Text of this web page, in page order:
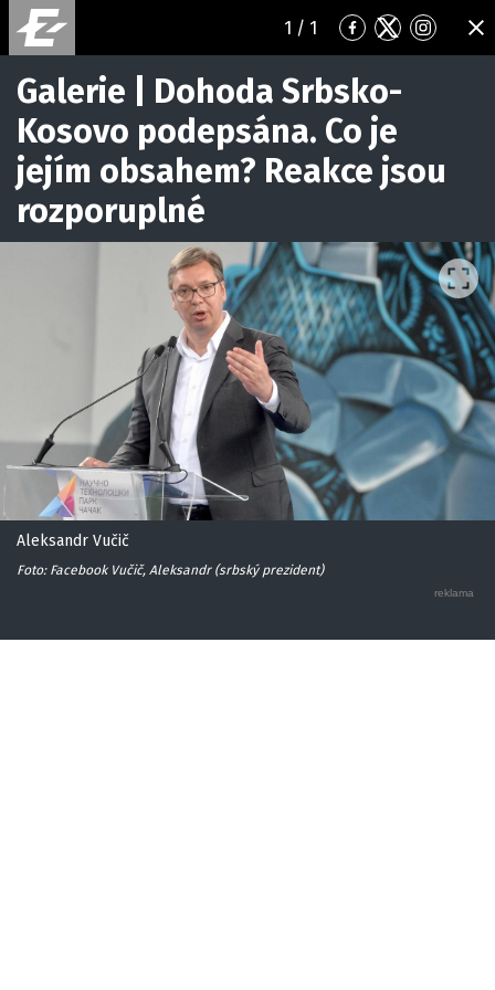
1 / 1
Přejít
na
Facebook
Přejít
na
Přejít
na
Galerie | Dohoda Srbsko-
Kosovo podepsána. Co je
jejím obsahem? Reakce jsou
rozporuplné
Aleksandr Vučič
Foto: Facebook Vučič, Aleksandr (srbský prezident)